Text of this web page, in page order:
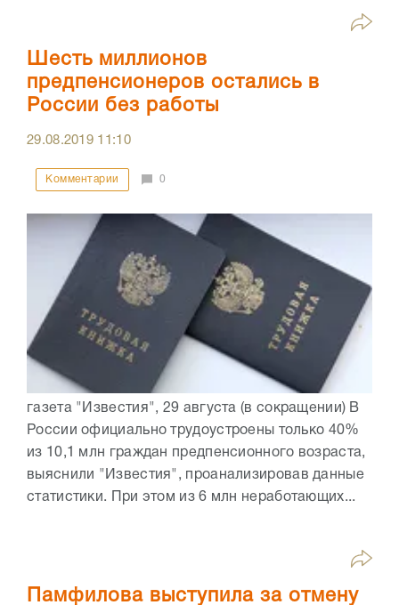
Шесть миллионов
предпенсионеров остались в
России без работы
29.08.2019 11:10
Комментарии 0
газета "Известия", 29 августа (в сокращении) В
России официально трудоустроены только 40%
из 10,1 млн граждан предпенсионного возраста,
выяснили "Известия", проанализировав данные
статистики. При этом из 6 млн неработающих...
Памфилова выступила за отмену